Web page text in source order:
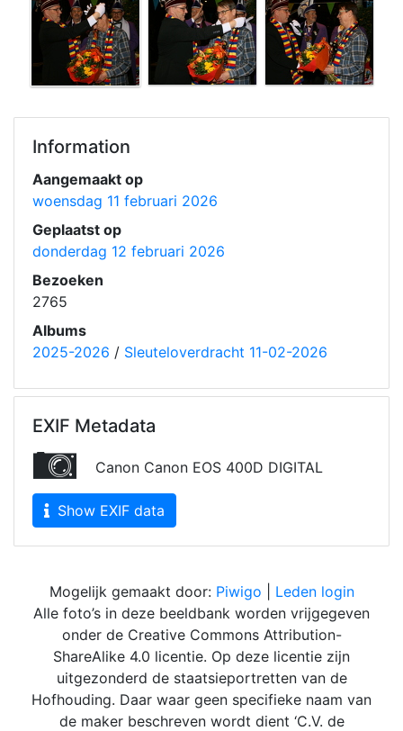
Information
Aangemaakt op
woensdag 11 februari 2026
Geplaatst op
donderdag 12 februari 2026
Bezoeken
2765
Albums
2025-2026 / Sleuteloverdracht 11-02-2026
EXIF Metadata
Canon Canon EOS 400D DIGITAL
Show EXIF data
Mogelijk gemaakt door: Piwigo
Leden login
Alle foto’s in deze beeldbank worden vrijgegeven
onder de Creative Commons Attribution-
ShareAlike 4.0 licentie. Op deze licentie zijn
uitgezonderd de staatsieportretten van de
Hofhouding. Daar waar geen specifieke naam van
de maker beschreven wordt dient ‘C.V. de